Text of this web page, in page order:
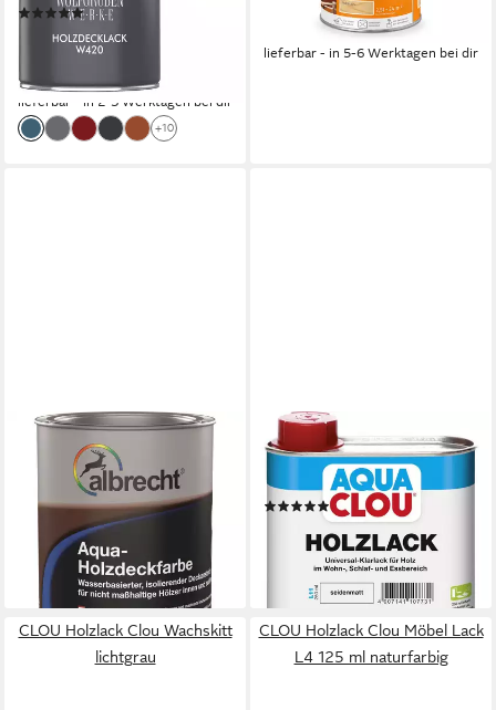
(12)
ab 19,90 € UVP
(26,53 €/ 1 l)
-13%
lieferbar - in 2-3 Werktagen bei dir
+10
ab 59,25 €
(23,70 €/ 1 l)
lieferbar - in 5-6 Werktagen bei dir
LACK ALBRECHT
Holzlack Aqua-Holzdeckfarbe
750 ml Lack Holzfarbe
24,11 €
(32,15 €/ 1 l)
lieferbar - in 2-3 Werktagen bei dir
AQUA CLOU
Holzlack Aqua Clou Holzlack
L11 250 ml seidenmatt
(1)
(40,16 €/ 1 l)
lieferbar - in 4-5 Werktagen bei dir
CLOU Holzlack Clou Wachskitt
lichtgrau
CLOU Holzlack Clou Möbel Lack
L4 125 ml naturfarbig